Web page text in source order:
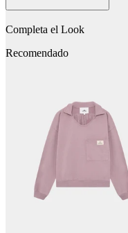
Completa el Look
Recomendado